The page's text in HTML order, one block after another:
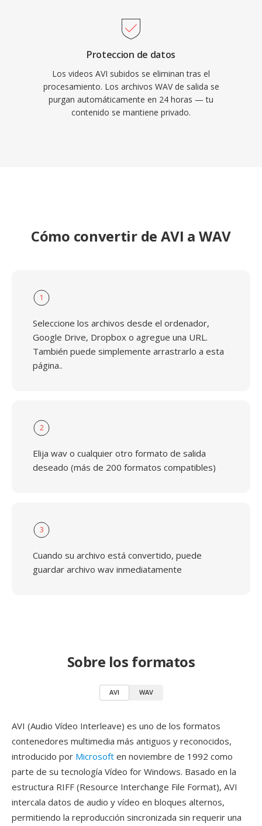
Proteccion de datos
Los videos AVI subidos se eliminan tras el
procesamiento. Los archivos WAV de salida se
purgan automáticamente en 24 horas — tu
contenido se mantiene privado.
Cómo convertir de AVI a WAV
1
Seleccione los archivos desde el ordenador,
Google Drive, Dropbox o agregue una URL.
También puede simplemente arrastrarlo a esta
página..
2
Elija wav o cualquier otro formato de salida
deseado (más de 200 formatos compatibles)
3
Cuando su archivo está convertido, puede
guardar archivo wav inmediatamente
Sobre los formatos
AVI WAV
AVI (Audio Vídeo Interleave) es uno de los formatos
contenedores multimedia más antiguos y reconocidos,
introducido por Microsoft en noviembre de 1992 como
parte de su tecnología Vídeo for Windows. Basado en la
estructura RIFF (Resource Interchange File Format), AVI
intercala datos de audio y vídeo en bloques alternos,
permitiendo la reproducción sincronizada sin requerir una